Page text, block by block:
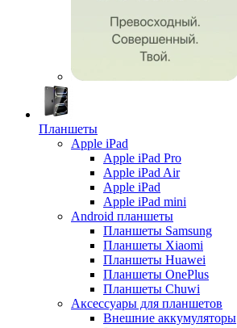
Планшеты
Apple iPad
Apple iPad Pro
Apple iPad Air
Apple iPad
Apple iPad mini
Android планшеты
Планшеты Samsung
Планшеты Xiaomi
Планшеты Huawei
Планшеты OnePlus
Планшеты Chuwi
Аксессуары для планшетов
Внешние аккумуляторы